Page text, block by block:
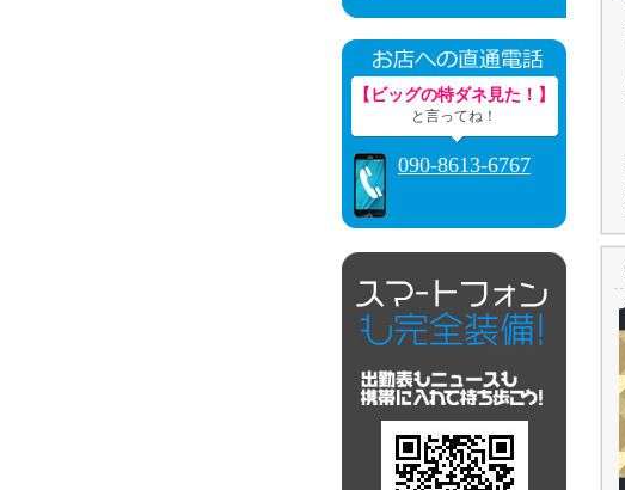
【ビッグの特ダネ見た！】
と言ってね！
090-8613-6767